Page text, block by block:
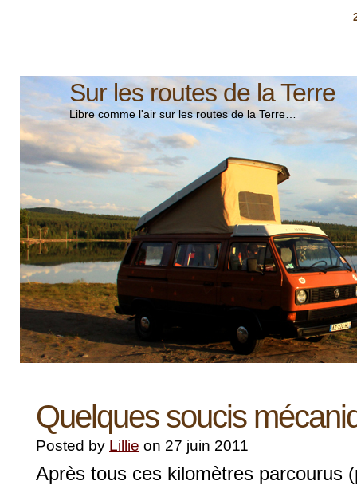
Sur les routes de la Terre
Libre comme l'air sur les routes de la Terre…
Quelques soucis
Posted by Lillie on 27 juin 2011
Après tous ces kilomètres parcourus